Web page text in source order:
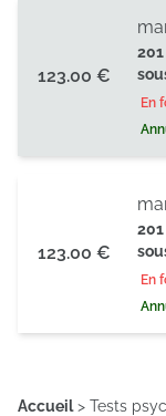
123.00 €
En
123.00 €
En
Accueil> Tests